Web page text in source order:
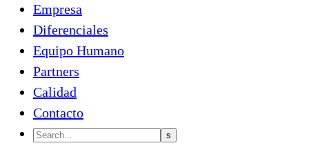
Empresa
Diferenciales
Equipo Humano
Partners
Calidad
Contacto